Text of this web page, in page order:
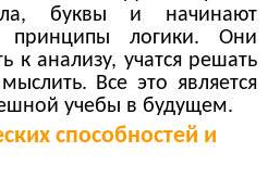
буквы и начинают
принципы логики. Они
к анализу, учатся решать
Все это является
учебы в будущем.
способностей и